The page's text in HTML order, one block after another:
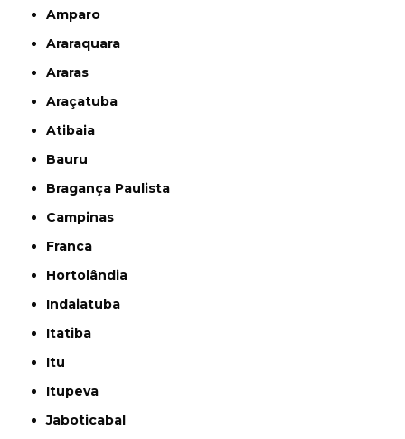
Amparo
Araraquara
Araras
Araçatuba
Atibaia
Bauru
Bragança Paulista
Campinas
Franca
Hortolândia
Indaiatuba
Itatiba
Itu
Itupeva
Jaboticabal